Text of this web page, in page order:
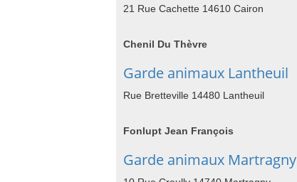
21 Rue Cachette 14610 Cairon
Chenil Du Thèvre
Garde animaux Lantheuil
Rue Bretteville 14480 Lantheuil
Fonlupt Jean François
Garde animaux Martragny